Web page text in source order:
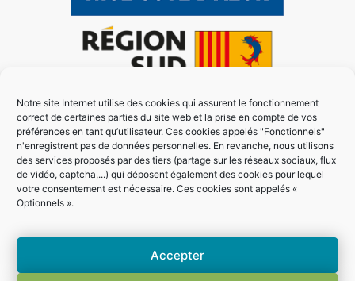
Notre site Internet utilise des cookies qui assurent le fonctionnement
correct de certaines parties du site web et la prise en compte de vos
préférences en tant qu’utilisateur. Ces cookies appelés "Fonctionnels"
n'enregistrent pas de données personnelles. En revanche, nous utilisons
des services proposés par des tiers (partage sur les réseaux sociaux, flux
de vidéo, captcha,...) qui déposent également des cookies pour lequel
votre consentement est nécessaire. Ces cookies sont appelés «
Optionnels ».
Accepter